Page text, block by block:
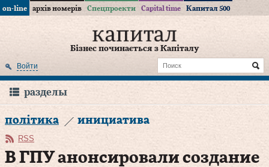
on-line архів номерів Спецпроекти Capital time Капитал 500
Бізнес починається з Капіталу
Войти
разделы
політика инициатива
RSS
В ГПУ анонсировали создание